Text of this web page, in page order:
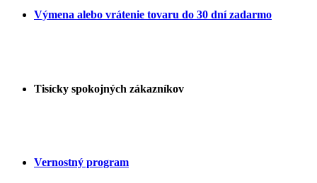
Výmena alebo vrátenie tovaru do 30 dní zadarmo
Tisícky spokojných zákazníkov
Vernostný program